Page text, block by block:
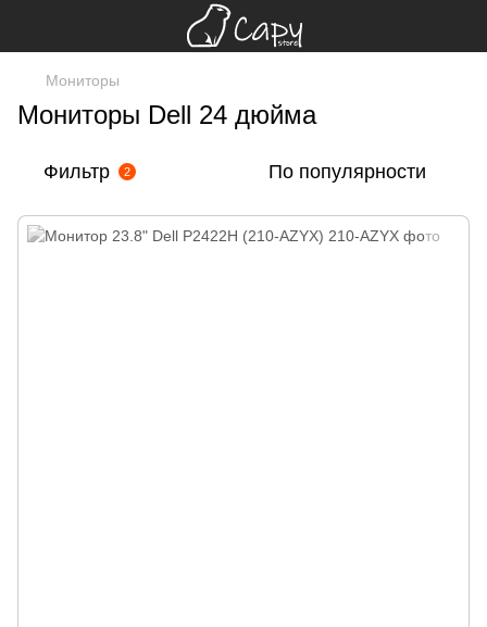
Мониторы
Мониторы Dell 24 дюйма
Фильтр 2 По популярности